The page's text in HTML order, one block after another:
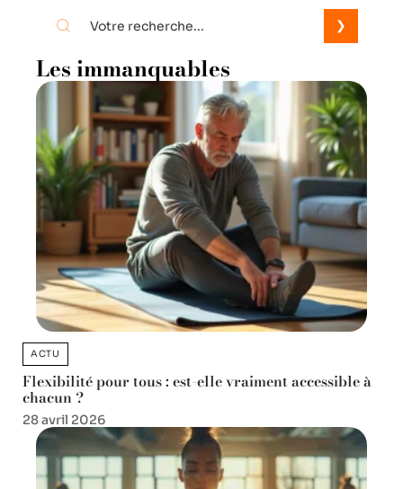
Les immanquables
ACTU
Flexibilité pour tous : est-elle vraiment accessible à
chacun ?
28 avril 2026